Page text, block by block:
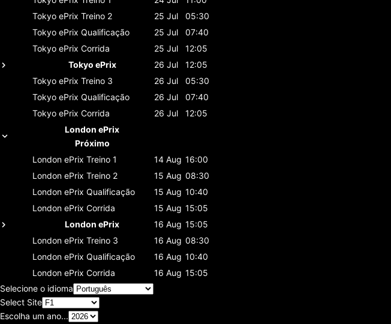
Tokyo ePrix Treino 2 25 Jul
05:30
Tokyo ePrix Qualificação 25 Jul
07:40
Tokyo ePrix Corrida 25 Jul
12:05
Tokyo ePrix
26 Jul
12:05
Tokyo ePrix Treino 3 26 Jul
05:30
Tokyo ePrix Qualificação 26 Jul
07:40
Tokyo ePrix Corrida 26 Jul
12:05
London ePrix
Próximo
London ePrix Treino 1 14 Aug 16:00
London ePrix Treino 2 15 Aug 08:30
London ePrix Qualificação 15 Aug 10:40
London ePrix Corrida 15 Aug 15:05
London ePrix
16 Aug 15:05
London ePrix Treino 3 16 Aug 08:30
London ePrix Qualificação 16 Aug 10:40
London ePrix Corrida 16 Aug 15:05
Selecione o idioma
Select Site
Escolha um ano...